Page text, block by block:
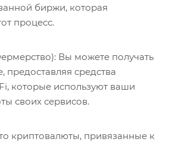
биржи, которая
процесс.
Вы можете получать
предоставляя средства
которые используют ваши
своих сервисов.
криптовалюты, привязанные к